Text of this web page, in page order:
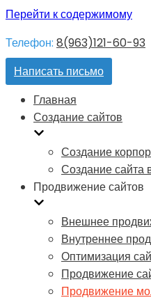
Перейти к содержимому
Телефон: 8(963)121-60-93
Написать письмо
Главная
Создание сайтов
Создание
Создание сайта
Продвижение сайтов
Внешнее
Внутреннее
Оптимизация
Продвижение
Продвижение